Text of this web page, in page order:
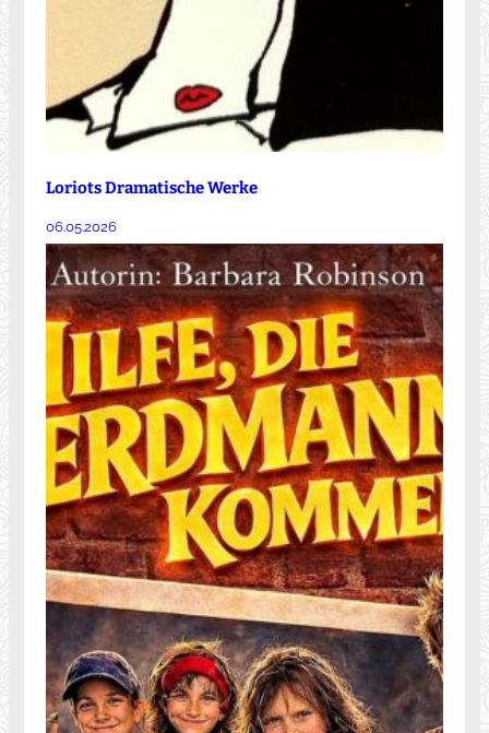
Loriots Dramatische Werke
06.05.2026